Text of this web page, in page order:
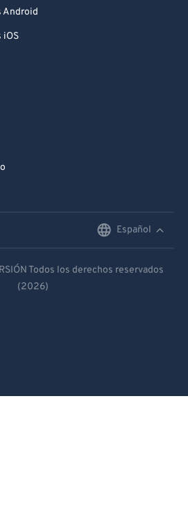
Android
iOS
Español
Español
Todos los derechos reservados
(2026)